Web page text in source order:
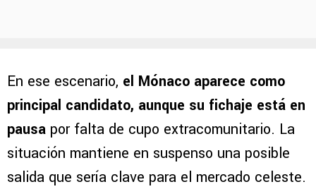
En ese escenario, el Mónaco aparece como
principal candidato, aunque su fichaje está en
pausa por falta de cupo extracomunitario. La
situación mantiene en suspenso una posible
salida que sería clave para el mercado celeste.